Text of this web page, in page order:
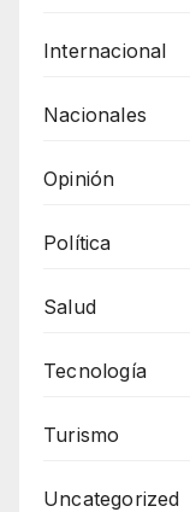
Internacional
Nacionales
Opinión
Política
Salud
Tecnología
Turismo
Uncategorized